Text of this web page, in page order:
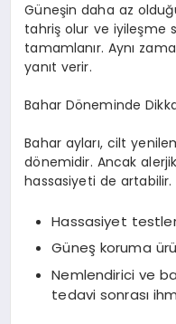
Güneşin daha az
tahriş olur ve iyileşme
tamamlanır. Aynı
yanıt verir.
Bahar Döneminde
Bahar ayları, cilt
dönemidir. Ancak
hassasiyeti de artabilir.
Hassasiyet
Güneş koruma
Nemlendirici ve
tedavi sonrası